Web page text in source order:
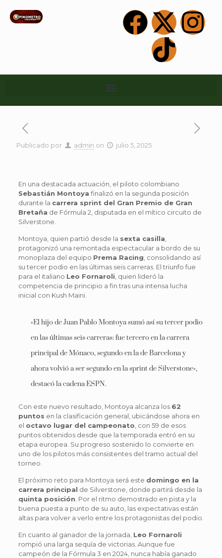
Publicado por admin on julio 5, 2025
En una destacada actuación, el piloto colombiano
Sebastián Montoya finalizó en la segunda posición
durante la carrera sprint del Gran Premio de Gran
Bretaña de Fórmula 2, disputada en el mítico circuito de
Silverstone.
Montoya, quien partió desde la sexta casilla
protagonizó una remontada espectacular a bordo de su
monoplaza del equipo Prema Racing , consolidando así
su tercer podio en las últimas seis carreras. El triunfo fue
para el italiano Leo Fornaroli , quien lideró la
competencia de principio a fin tras una intensa lucha
inicial con Kush Maini.
«El hijo de Juan Pablo Montoya sumó así su tercer podio
en las últimas seis carreras: fue tercero en la carrera
principal de Mónaco, segundo en la de Barcelona y
ahora volvió a ser segundo en la sprint de Silverstone»,
destacó la cadena ESPN.
Con este nuevo resultado, Montoya alcanza los 62
puntos en la clasificación general, ubicándose ahora en
el octavo lugar del campeonato , con 59 de esos
puntos obtenidos desde que la temporada entró en su
etapa europea. Su progreso sostenido lo convierte en
uno de los pilotos más consistentes del tramo actual del
torneo.
El próximo reto para Montoya será este domingo en la
carrera principal de Silverstone, donde partirá desde la
quinta posición . Por el ritmo demostrado en pista y la
buena puesta a punto de su auto, las expectativas están
altas para volver a verlo entre los protagonistas del podio.
En cuanto al ganador de la jornada, Leo Fornaroli
rompió una larga sequía de victorias. Aunque fue
campeón de la Fórmula 3 en 2024, nunca había ganado